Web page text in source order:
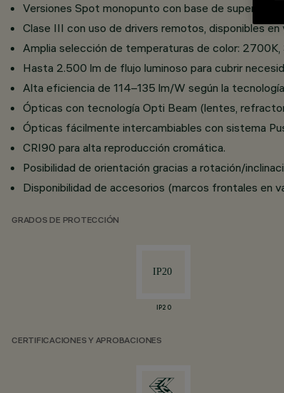
Versiones Spot monopunto con base de superficie
Clase III con uso de drivers remotos, disponibles
Amplia selección de temperaturas de color:
Hasta 2.500 lm de flujo luminoso para cubrir
Alta eficiencia de 114–135 lm/W según la
Ópticas con tecnología Opti Beam (lentes,
Ópticas fácilmente intercambiables con sistema
CRI90 para alta reproducción cromática.
Posibilidad de orientación gracias a rotación/
Disponibilidad de accesorios (marcos frontales en
GRADOS DE PROTECCIÓN
IP20
CERTIFICACIONES Y APROBACIONES